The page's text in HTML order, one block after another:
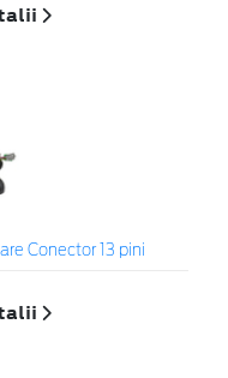
Conector 13 pini